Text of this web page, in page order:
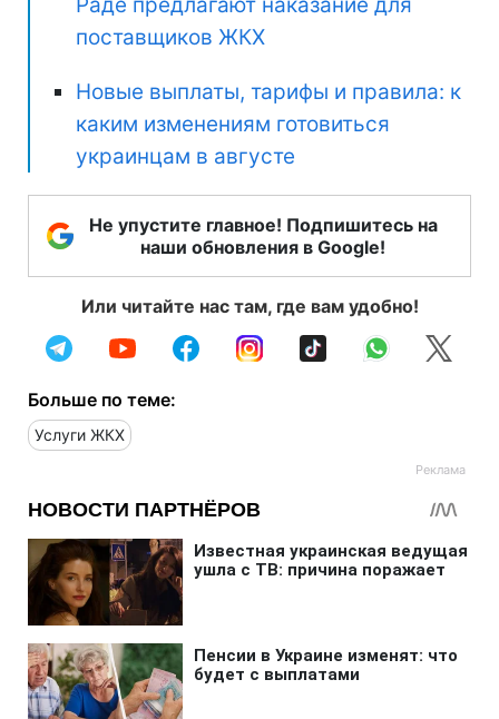
поставщиков ЖКХ
Новые выплаты, тарифы и правила: к
каким изменениям готовиться
украинцам в августе
Не упустите главное! Подпишитесь на
наши обновления в Google!
Или читайте нас там, где вам удобно!
Больше по теме:
Услуги ЖКХ